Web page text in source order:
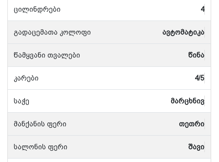
ცილინდრები 4
გადაცემათა კოლოფი ავტომატიკა
წამყვანი თვალები წინა
კარები 4/5
საჭე მარცხნივ
მანქანის ფერი თეთრი
სალონის ფერი შავი